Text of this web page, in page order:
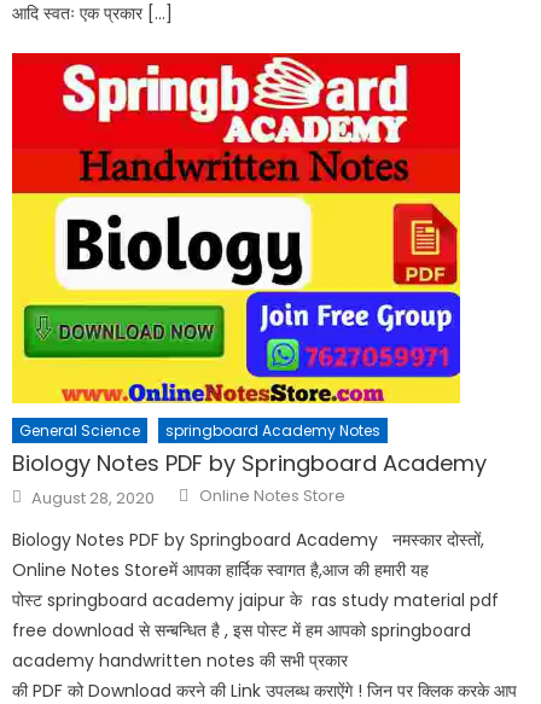
आदि स्वतः एक प्रकार […]
General Science springboard Academy Notes
Biology Notes PDF by Springboard Academy
August 28, 2020 Online Notes Store
Biology Notes PDF by Springboard Academy नमस्कार दोस्तों,
Online Notes Storeमें आपका हार्दिक स्वागत है,आज की हमारी यह
पोस्ट springboard academy jaipur के ras study material pdf
free download से सन्बन्धित है , इस पोस्ट में हम आपको springboard
academy handwritten notes की सभी प्रकार
की PDF को Download करने की Link उपलब्ध कराऐंगे ! जिन पर क्लिक करके आप